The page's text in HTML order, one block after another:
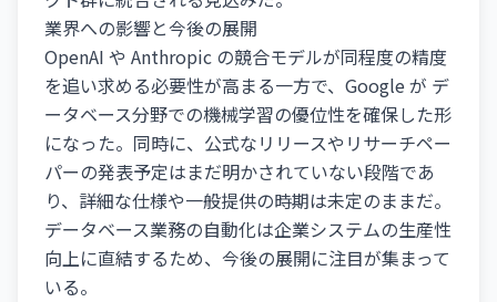
業界への影響と今後の展開
OpenAI や Anthropic の競合モデルが同程度の精度
を追い求める必要性が高まる一方で、Google が デ
ータベース分野での機械学習の優位性を確保した形
になった。同時に、公式なリリースやリサーチペー
パーの発表予定はまだ明かされていない段階であ
り、詳細な仕様や一般提供の時期は未定のままだ。
データベース業務の自動化は企業システムの生産性
向上に直結するため、今後の展開に注目が集まって
いる。